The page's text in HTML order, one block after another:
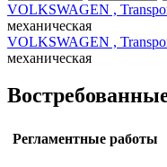
VOLKSWAGEN ,
механическая
VOLKSWAGEN ,
механическая
Регламентные работы